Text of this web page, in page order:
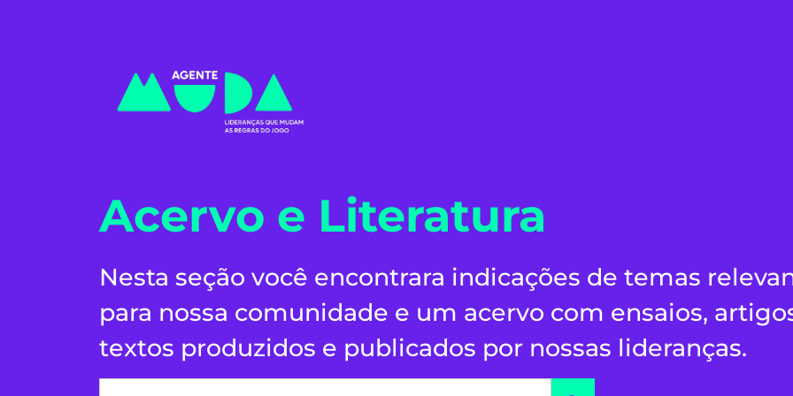
Acervo e Literatura
Nesta seção você encontrara indicações de temas
para nossa comunidade e um acervo com ensaios,
textos produzidos e publicados por nossas lideranças.